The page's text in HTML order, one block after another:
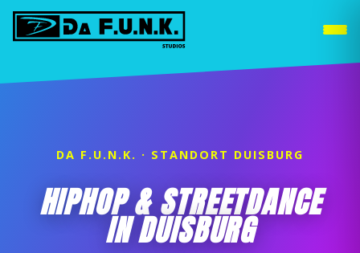
DUISBURG
WEITERE STANDORTE »
DA F.U.N.K. · STANDORT DUISBURG
HIPHOP & STREETDANCE
IN DUISBURG